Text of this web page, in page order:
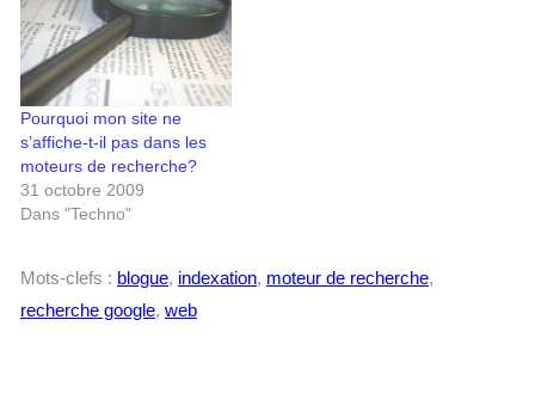
Pourquoi mon site ne
s’affiche-t-il pas dans les
moteurs de recherche?
31 octobre 2009
Dans "Techno"
Mots-clefs : blogue, indexation, moteur de recherche,
recherche google, web